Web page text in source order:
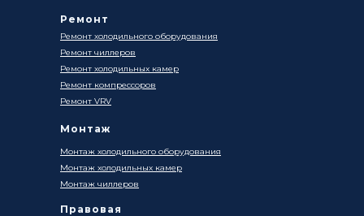
Ремонт
Ремонт холодильного оборудования
Ремонт чиллеров
Ремонт холодильных камер
Ремонт компрессоров
Ремонт VRV
Монтаж
Правовая
Монтаж холодильного оборудования
Монтаж чиллеров
Монтаж холодильных камер